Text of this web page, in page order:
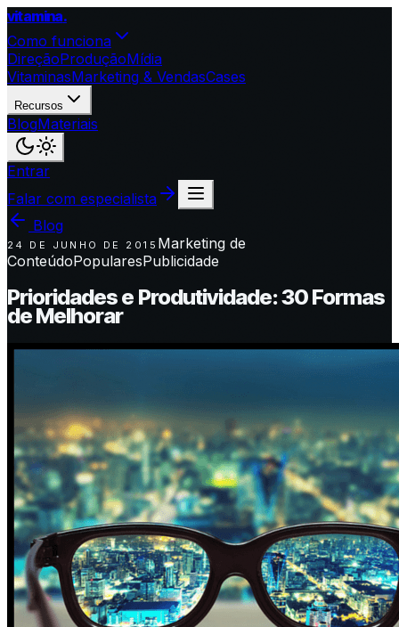
vitamina.
Como funciona
DireçãoProduçãoMídia
VitaminasMarketing & VendasCases
Recursos
BlogMateriais
Entrar
Falar com especialista
Blog
24 DE JUNHO DE 2015 Marketing de
ConteúdoPopularesPublicidade
Prioridades e Produtividade: 30 Formas
de Melhorar